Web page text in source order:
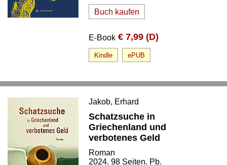
Buch kaufen
E-Book € 7,99 (D)
Kindle ePUB
Jakob, Erhard
Schatzsuche in
Griechenland und
verbotenes Geld
Roman
2024. 98 Seiten. Pb.